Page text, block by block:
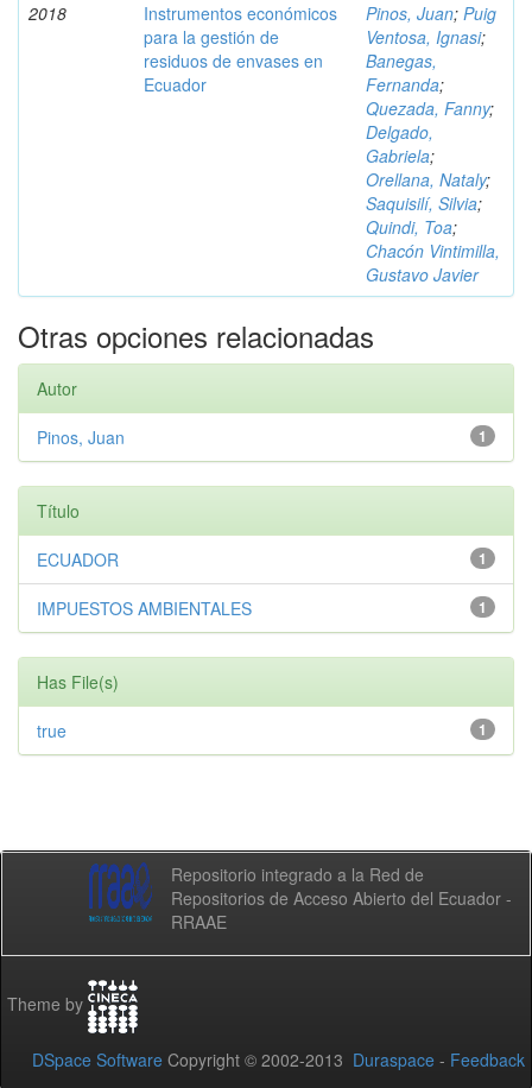
2018
Instrumentos económicos
para la gestión de
residuos de envases en
Ecuador
Pinos, Juan; Puig
Ventosa, Ignasi;
Banegas,
Fernanda;
Quezada, Fanny;
Delgado,
Gabriela;
Orellana, Nataly;
Saquisilí, Silvia;
Quindi, Toa;
Chacón Vintimilla,
Gustavo Javier
Otras opciones relacionadas
Autor
1
Pinos, Juan
Título
1
ECUADOR
1
IMPUESTOS AMBIENTALES
Has File(s)
1
true
Repositorio integrado a la Red de
Repositorios de Acceso Abierto del Ecuador -
RRAAE
Theme by
DSpace Software Copyright © 2002-2013 Duraspace - Feedback